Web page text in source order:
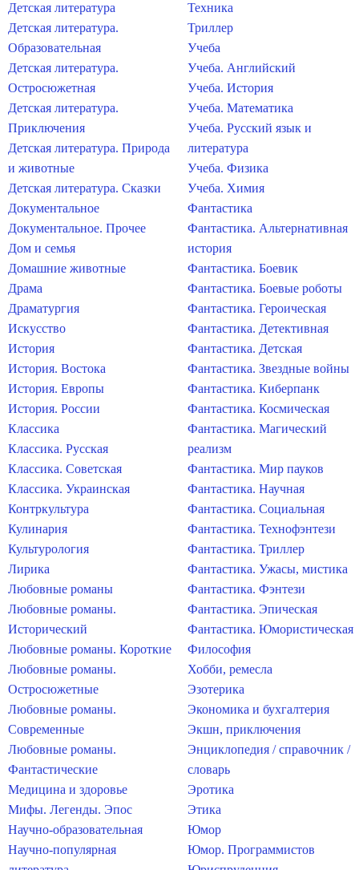
Детская литература
Детская литература.
Образовательная
Детская литература.
Остросюжетная
Детская литература.
Приключения
Детская литература. Природа
и животные
Детская литература. Сказки
Документальное
Документальное. Прочее
Дом и семья
Домашние животные
Драма
Драматургия
Искусство
История
История. Востока
История. Европы
История. России
Классика
Классика. Русская
Классика. Советская
Классика. Украинская
Контркультура
Кулинария
Культурология
Лирика
Любовные романы
Любовные романы.
Исторический
Любовные романы. Короткие
Любовные романы.
Остросюжетные
Любовные романы.
Современные
Любовные романы.
Фантастические
Медицина и здоровье
Мифы. Легенды. Эпос
Научно-образовательная
Научно-популярная
Техника
Триллер
Учеба
Учеба. Английский
Учеба. История
Учеба. Математика
Учеба. Русский язык и
литература
Учеба. Физика
Учеба. Химия
Фантастика
Фантастика. Альтернативная
история
Фантастика. Боевик
Фантастика. Боевые роботы
Фантастика. Героическая
Фантастика. Детективная
Фантастика. Детская
Фантастика. Звездные войны
Фантастика. Киберпанк
Фантастика. Космическая
Фантастика. Магический
реализм
Фантастика. Мир пауков
Фантастика. Научная
Фантастика. Социальная
Фантастика. Технофэнтези
Фантастика. Триллер
Фантастика. Ужасы, мистика
Фантастика. Фэнтези
Фантастика. Эпическая
Фантастика. Юмористическая
Философия
Хобби, ремесла
Эзотерика
Экономика и бухгалтерия
Экшн, приключения
Энциклопедия / справочник /
словарь
Эротика
Этика
Юмор
Юмор. Программистов